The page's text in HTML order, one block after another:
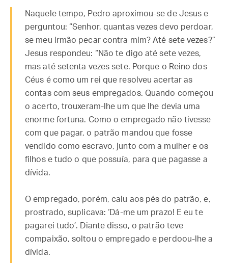
Naquele tempo, Pedro aproximou-se de Jesus e
perguntou: “Senhor, quantas vezes devo perdoar,
se meu irmão pecar contra mim? Até sete vezes?”
Jesus respondeu: “Não te digo até sete vezes,
mas até setenta vezes sete. Porque o Reino dos
Céus é como um rei que resolveu acertar as
contas com seus empregados. Quando começou
o acerto, trouxeram-lhe um que lhe devia uma
enorme fortuna. Como o empregado não tivesse
com que pagar, o patrão mandou que fosse
vendido como escravo, junto com a mulher e os
filhos e tudo o que possuía, para que pagasse a
dívida.
O empregado, porém, caiu aos pés do patrão, e,
prostrado, suplicava: ‘Dá-me um prazo! E eu te
pagarei tudo’. Diante disso, o patrão teve
compaixão, soltou o empregado e perdoou-lhe a
dívida.